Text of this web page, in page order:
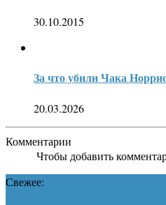
30.10.2015
За что убили Чака
20.03.2026
Комментарии
Чтобы добавить
Свежее: